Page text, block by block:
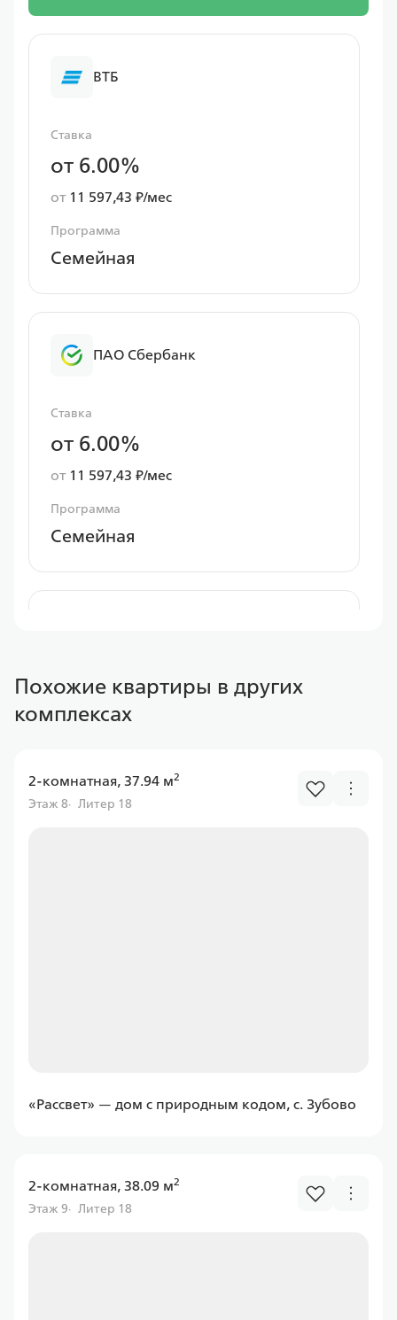
ВТБ
Ставка
от 6.00%
от11 597,43 ₽/мес
Программа
Семейная
ПАО Сбербанк
Ставка
от 6.00%
от11 597,43 ₽/мес
Программа
Семейная
Ставка
от 6.00%
Программа
Семейная
Россельхоз банк
Похожие квартиры в других
комплексах
2-комнатная, 37.94 м2
Этаж 8 Литер 18
«Рассвет» — дом с природным кодом, с. Зубово
2-комнатная, 38.09 м2
Этаж 9 Литер 18